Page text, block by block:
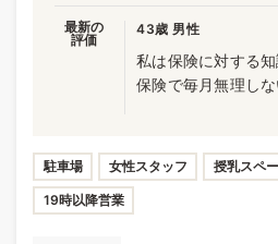
最新の
評価
43歳 男性
私は保険に対する
保険で毎月無理し
駐車場 女性スタッフ 授乳スペ
19時以降営業